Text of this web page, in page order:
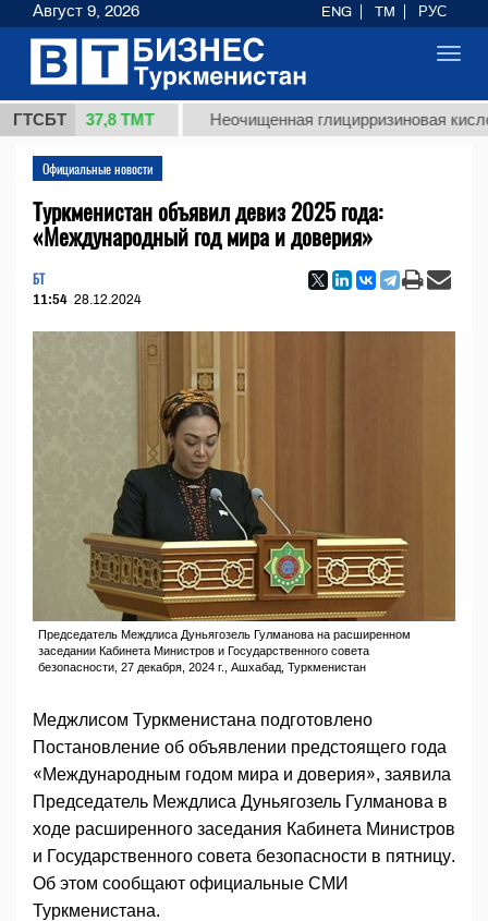
ГТСБТ
37,8 ТМТ Неочищенная глицирризиновая кислота
Официальные новости
Туркменистан объявил девиз 2025 года:
«Международный год мира и доверия»
БТ
11:54 28.12.2024
Председатель Междлиса Дуньягозель Гулманова на расширенном
заседании Кабинета Министров и Государственного совета
безопасности, 27 декабря, 2024 г., Ашхабад, Туркменистан
Меджлисом Туркменистана подготовлено
Постановление об объявлении предстоящего года
«Международным годом мира и доверия», заявила
Председатель Междлиса Дуньягозель Гулманова в
ходе расширенного заседания Кабинета Министров
и Государственного совета безопасности в пятницу.
Об этом сообщают официальные СМИ
Туркменистана.
Август 9, 2026 ENG TM РУС